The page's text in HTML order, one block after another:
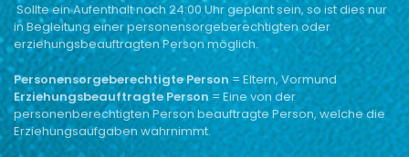
Sollte ein Aufenthalt nach 24:00 Uhr geplant sein, so ist dies nur
in Begleitung einer personensorgeberechtigten oder
erziehungsbeauftragten Person möglich.
Personensorgeberechtigte Person = Eltern, Vormund
Erziehungsbeauftragte Person = Eine von der
personenberechtigten Person beauftragte Person, welche die
Erziehungsaufgaben wahrnimmt.